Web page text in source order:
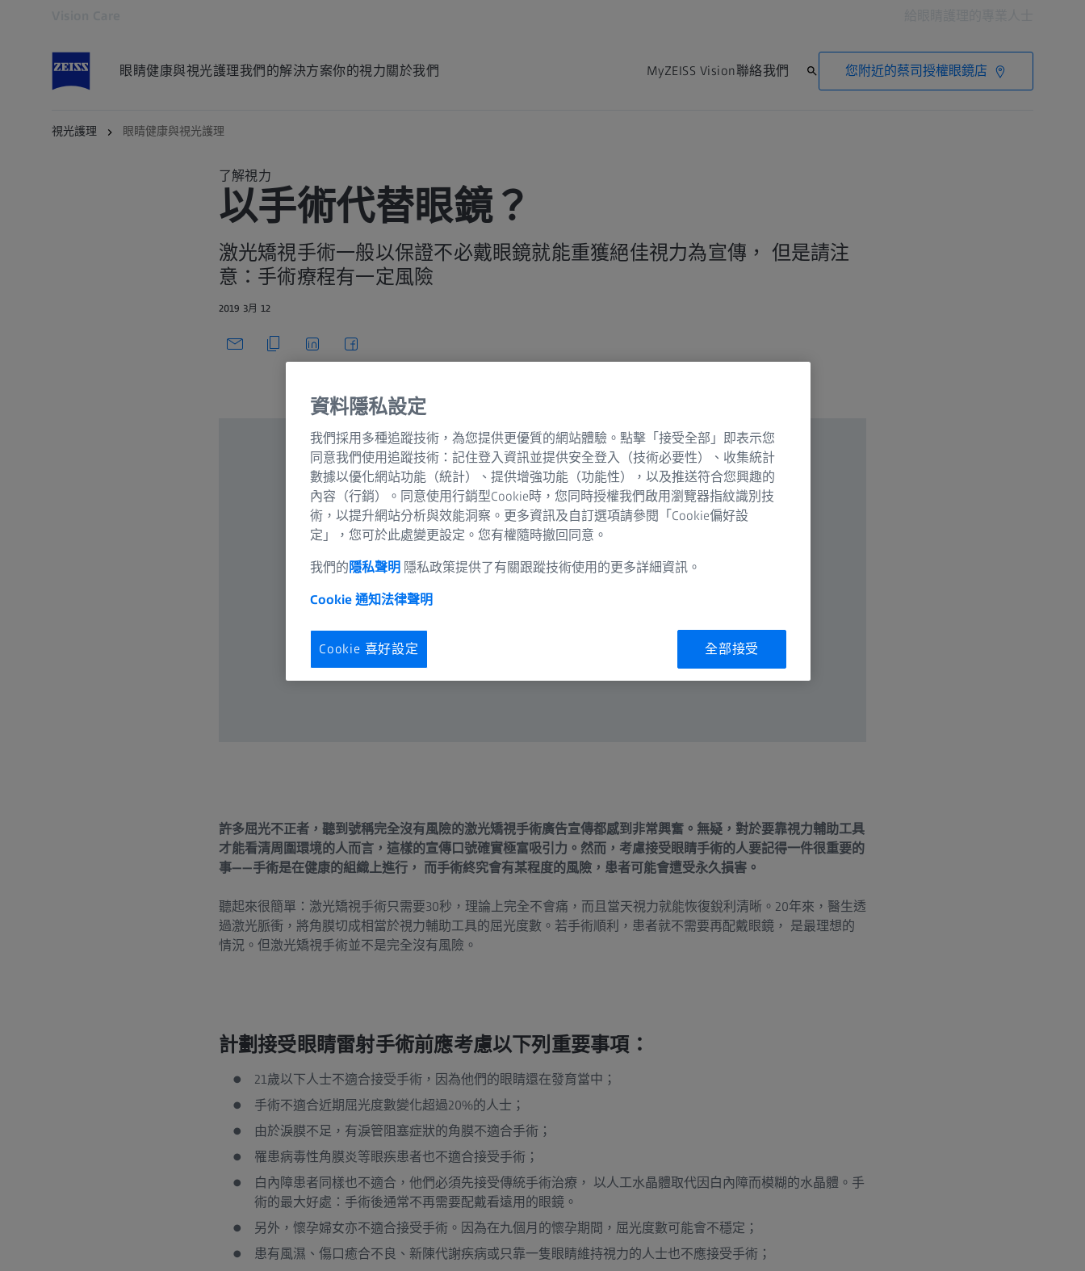
眼睛健康與視光護理我們的解決方案你的視力關於我們 MyZEISS Vision聯絡我們 您附近的蔡司授權眼鏡店
視光護理 眼睛健康與視光護理
了解視力
以手術代替眼鏡？
激光矯視手術一般以保證不必戴眼鏡就能重獲絕佳視力為宣傳， 但是請注
意：手術療程有一定風險
2019 3月 12
許多屈光不正者，聽到號稱完全沒有風險的激光矯視手術廣告宣傳都感到非常興奮。無疑，對於要靠視力輔助工具
才能看清周圍環境的人而言，這樣的宣傳口號確實極富吸引力。然而，考慮接受眼睛手術的人要記得一件很重要的
事——手術是在健康的組織上進行， 而手術終究會有某程度的風險，患者可能會遭受永久損害。
聽起來很簡單：激光矯視手術只需要30秒，理論上完全不會痛，而且當天視力就能恢復銳利清晰。20年來，醫生透
過激光脈衝，將角膜切成相當於視力輔助工具的屈光度數。若手術順利，患者就不需要再配戴眼鏡， 是最理想的
情況。但激光矯視手術並不是完全沒有風險。
計劃接受眼睛雷射手術前應考慮以下列重要事項：
21歲以下人士不適合接受手術，因為他們的眼睛還在發育當中；
手術不適合近期屈光度數變化超過20%的人士；
由於淚膜不足，有淚管阻塞症狀的角膜不適合手術；
罹患病毒性角膜炎等眼疾患者也不適合接受手術；
白內障患者同樣也不適合，他們必須先接受傳統手術治療， 以人工水晶體取代因白內障而模糊的水晶體。手
術的最大好處：手術後通常不再需要配戴看遠用的眼鏡。
另外，懷孕婦女亦不適合接受手術。因為在九個月的懷孕期間，屈光度數可能會不穩定；
患有風濕、傷口癒合不良、新陳代謝疾病或只靠一隻眼睛維持視力的人士也不應接受手術；
資料隱私設定
我們採用多種追蹤技術，為您提供更優質的網站體驗。點擊「接受全部」即表示您
同意我們使用追蹤技術：記住登入資訊並提供安全登入（技術必要性）、收集統計
數據以優化網站功能（統計）、提供增強功能（功能性），以及推送符合您興趣的
內容（行銷）。同意使用行銷型Cookie時，您同時授權我們啟用瀏覽器指紋識別技
術，以提升網站分析與效能洞察。更多資訊及自訂選項請參閱「Cookie偏好設
定」，您可於此處變更設定。您有權隨時撤回同意。
我們的 隱私聲明 隱私政策提供了有關跟蹤技術使用的更多詳細資訊。
Cookie 通知法律聲明
Cookie 喜好設定 全部接受